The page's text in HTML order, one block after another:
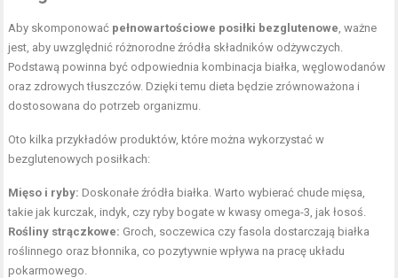
Aby skomponować pełnowartościowe posiłki bezglutenowe , ważne
jest, aby uwzględnić różnorodne źródła składników odżywczych.
Podstawą powinna być odpowiednia kombinacja białka, węglowodanów
oraz zdrowych tłuszczów. Dzięki temu dieta będzie zrównoważona i
dostosowana do potrzeb organizmu.
Oto kilka przykładów produktów, które można wykorzystać w
bezglutenowych posiłkach:
Mięso i ryby: Doskonałe źródła białka. Warto wybierać chude mięsa,
takie jak kurczak, indyk, czy ryby bogate w kwasy omega-3, jak łosoś.
Rośliny strączkowe: Groch, soczewica czy fasola dostarczają białka
roślinnego oraz błonnika, co pozytywnie wpływa na pracę układu
pokarmowego.